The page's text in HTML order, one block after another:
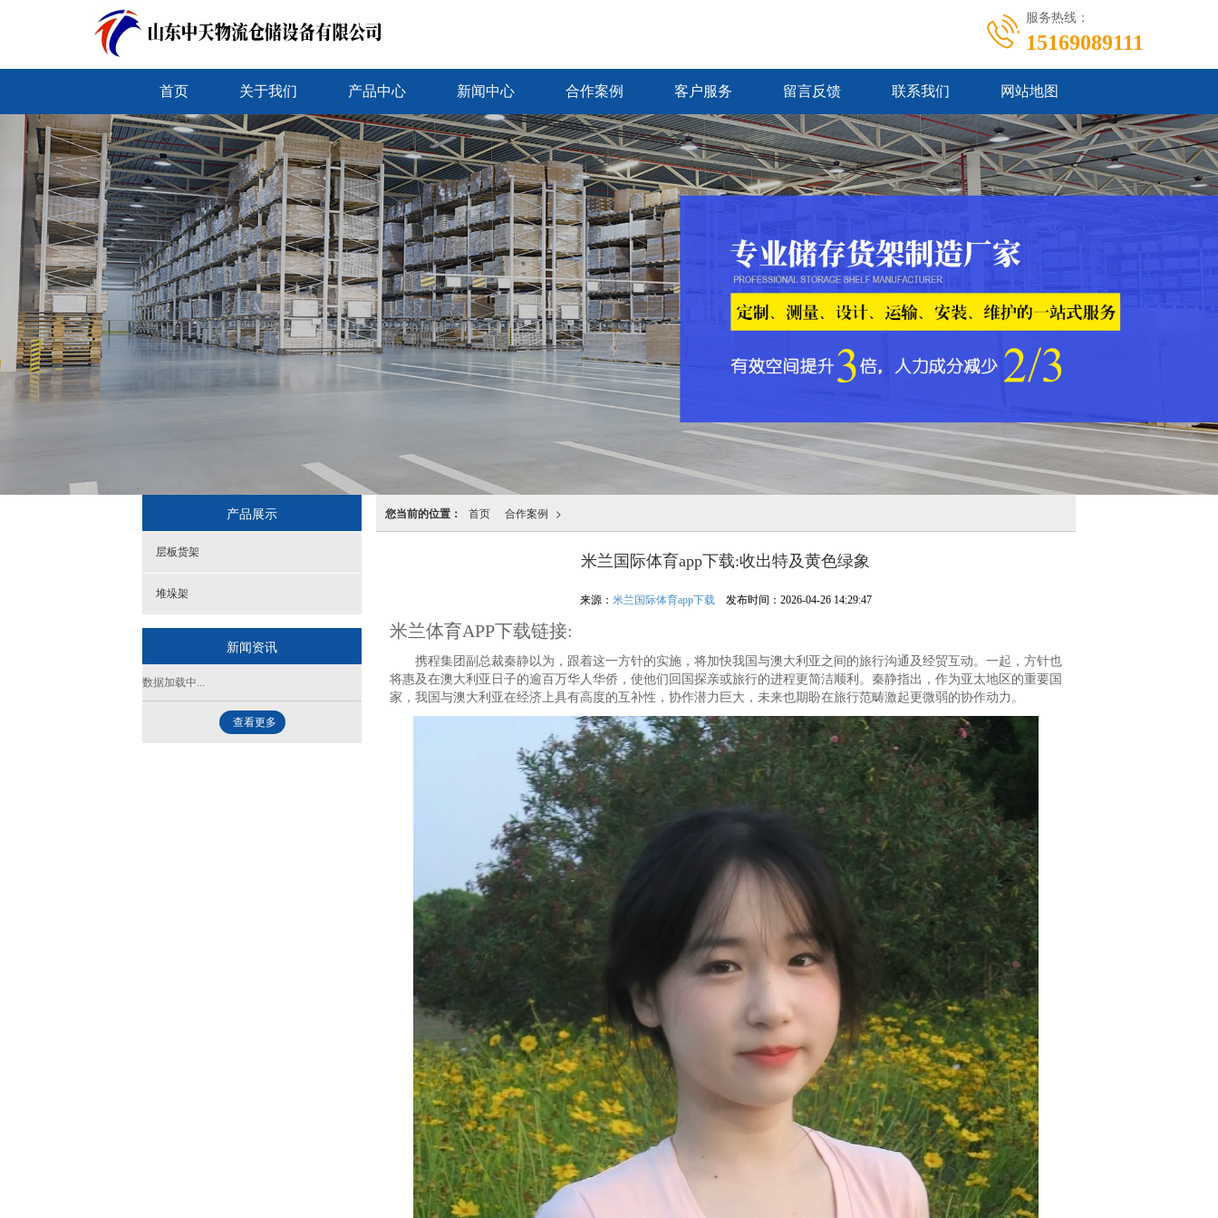
服务热线：
15169089111
首页 关于我们 产品中心 新闻中心 合作案例 客户服务 留言反馈 联系我们 网站地图
您当前的位置： 首页 >
合作案例
米兰国际体育app下载:收出特及黄色绿象
来源： 米兰国际体育app下载发布时间：2026-04-26 14:29:47
米兰体育APP下载链接:
携程集团副总裁秦静以为，跟着这一方针的实施，将加快我国与澳大利亚之间的旅行沟通及经贸互动。一起，方针也
将惠及在澳大利亚日子的逾百万华人华侨，使他们回国探亲或旅行的进程更简洁顺利。秦静指出，作为亚太地区的重要国
家，我国与澳大利亚在经济上具有高度的互补性，协作潜力巨大，未来也期盼在旅行范畴激起更微弱的协作动力。
产品展示
层板货架
堆垛架
新闻资讯
数据加载中...
查看更多